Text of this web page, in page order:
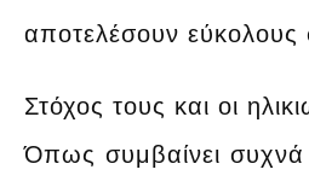
αποτελέσουν εύκολους
Στόχος τους και οι
Όπως συμβαίνει συχνά